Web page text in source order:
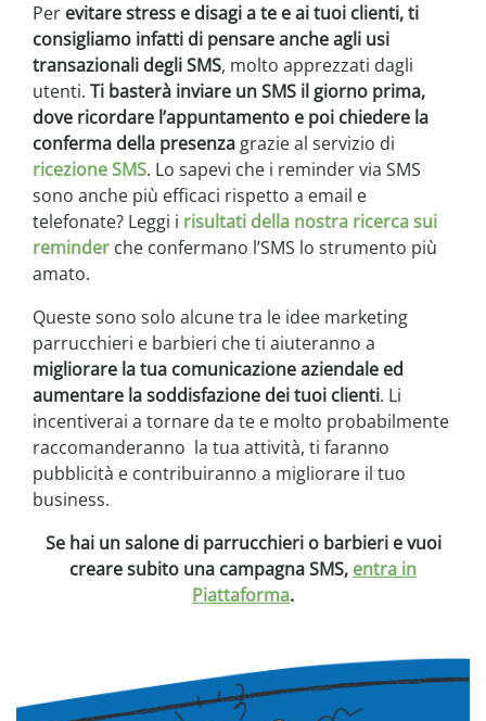
Per evitare stress e disagi a te e ai tuoi clienti, ti
consigliamo infatti di pensare anche agli usi
transazionali degli SMS, molto apprezzati dagli
utenti. Ti basterà inviare un SMS il giorno prima,
dove ricordare l’appuntamento e poi chiedere la
conferma della presenza grazie al servizio di
ricezione SMS. Lo sapevi che i reminder via SMS
sono anche più efficaci rispetto a email e
telefonate? Leggi i risultati della nostra ricerca sui
reminder che confermano l’SMS lo strumento più
amato.
Queste sono solo alcune tra le idee marketing
parrucchieri e barbieri che ti aiuteranno a
migliorare la tua comunicazione aziendale ed
aumentare la soddisfazione dei tuoi clienti. Li
incentiverai a tornare da te e molto probabilmente
raccomanderanno la tua attività, ti faranno
pubblicità e contribuiranno a migliorare il tuo
business.
Se hai un salone di parrucchieri o barbieri e vuoi
creare subito una campagna SMS, entra in
Piattaforma.